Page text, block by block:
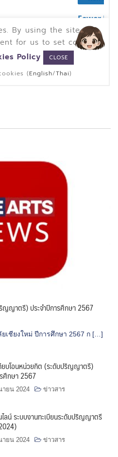
ญญาตรี) ประจำปีการศึกษา 2567
เชียงใหม่ ปีการศึกษา 2567 ก […]
ยบโอนหน่วยกิต (ระดับปริญญาตรี)
ศึกษา 2567
ายน 2024 ข่าวสาร
ลน์ ระบบงานทะเบียนระดับปริญญาตรี
ายน 2024 ข่าวสาร